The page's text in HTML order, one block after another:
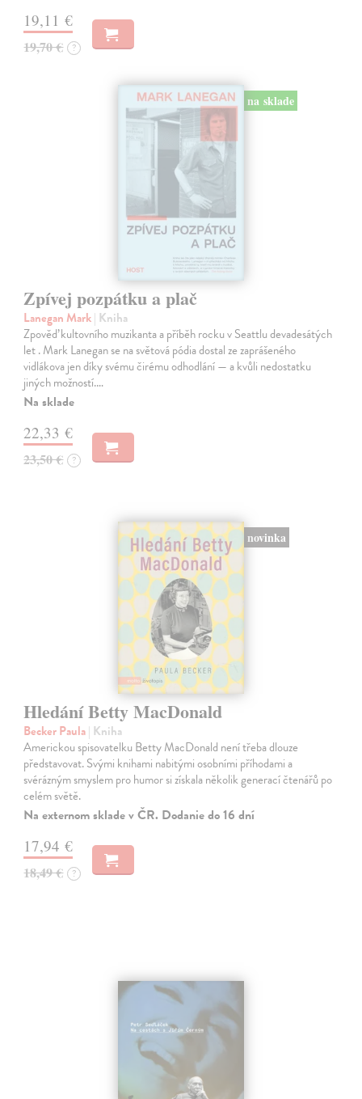
19,11 €
19,70 € ?
na sklade
Zpívej pozpátku a plač
Lanegan Mark| Kniha
Zpověď kultovního muzikanta a příběh rocku v Seattlu devadesátých
let . Mark Lanegan se na světová pódia dostal ze zaprášeného
vidlákova jen díky svému čirému odhodlání — a kvůli nedostatku
jiných možností.…
Na sklade
22,33 €
23,50 € ?
novinka
Hledání Betty MacDonald
Becker Paula| Kniha
Americkou spisovatelku Betty MacDonald není třeba dlouze
představovat. Svými knihami nabitými osobními příhodami a
svérázným smyslem pro humor si získala několik generací čtenářů po
celém světě.
Na externom sklade v ČR. Dodanie do 16 dní
17,94 €
18,49 € ?